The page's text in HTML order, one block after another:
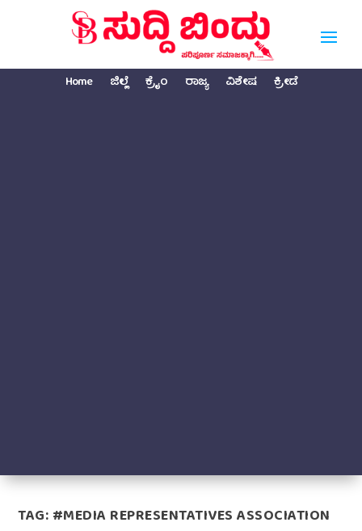
Home ಜಿಲ್ಲೆ ಕ್ರೈಂ ರಾಜ್ಯ ವಿಶೇಷ ಕ್ರೀಡೆ
TAG:#MEDIA REPRESENTATIVES ASSOCIATION